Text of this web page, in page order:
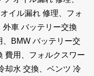
イル漏れ 修理、フォ
車 バッテリー交換
BMW バッテリー交
費用、フォルクスワー
却水 交換、ベンツ 冷